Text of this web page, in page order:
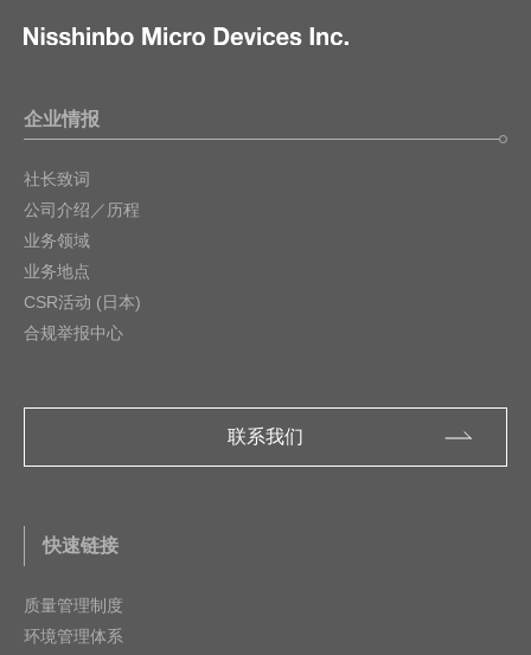
企业情报
社长致词
公司介绍／历程
业务领域
业务地点
CSR活动 (日本)
合规举报中心
联系我们
快速链接
质量管理制度
环境管理体系